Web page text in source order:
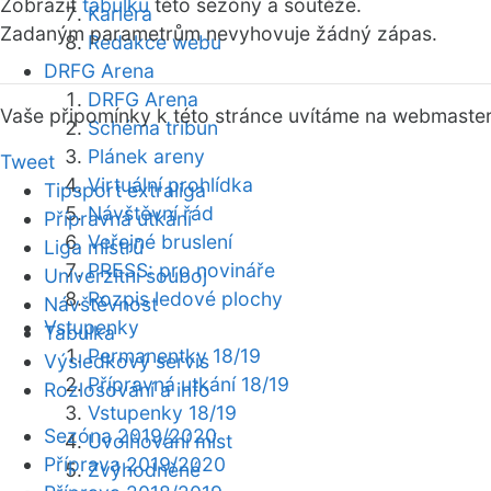
Kariéra
Redakce webu
DRFG Arena
DRFG Arena
Schéma tribun
Plánek areny
Virtuální prohlídka
Návštěvní řád
Veřejné bruslení
PRESS: pro novináře
Rozpis ledové plochy
Vstupenky
Permanentky 18/19
Přípravná utkání 18/19
Vstupenky 18/19
Uvolňování míst
Zvýhodněné
Zobrazit tabulku této sezóny a soutěže.
Zadaným parametrům nevyhovuje žádný zápas.
Vaše připomínky k této stránce uvítáme na webmaster
Tweet
Tipsport extraliga
Přípravná utkání
Liga mistrů
Univerzitní souboj
Návštěvnost
Tabulka
Výsledkový servis
Rozlosování a info
Sezóna 2019/2020
Příprava 2019/2020